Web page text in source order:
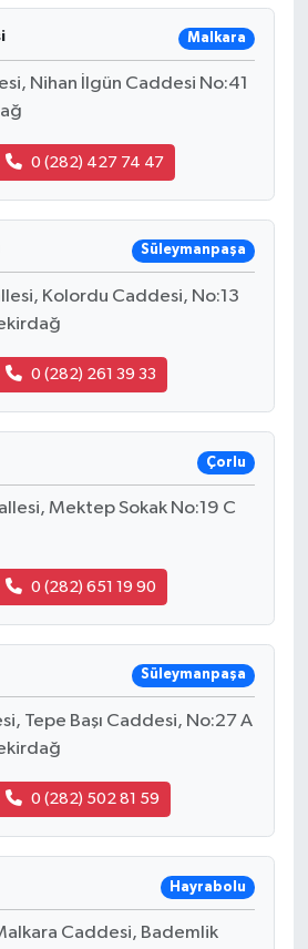
Malkara
Nihan İlgün Caddesi No:41
0 (282) 427 74 47
Süleymanpaşa
Kolordu Caddesi, No:13
0 (282) 261 39 33
Çorlu
Mektep Sokak No:19 C
0 (282) 651 19 90
Süleymanpaşa
Tepe Başı Caddesi, No:27 A
0 (282) 502 81 59
Hayrabolu
Caddesi, Bademlik